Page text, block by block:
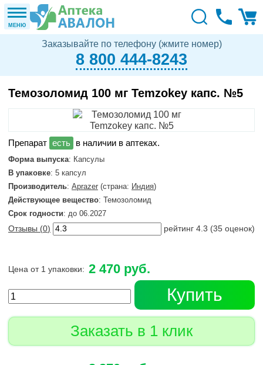
МЕНЮ
Заказывайте по телефону (жмите номер)
8 800 444-8243
Темозоломид 100 мг Temzokey капс. №5
в наличии в аптеках.
Форма выпуска: Капсулы
В упаковке: 5 капсул
Производитель: Aprazer (страна: Индия)
Действующее вещество: Темозоломид
Срок годности: до 06.2027
Отзывы (0) рейтинг 4.3 (35 оценок)
Цена от 1 упаковки: 2 470 руб.
Купить
Заказать в 1 клик